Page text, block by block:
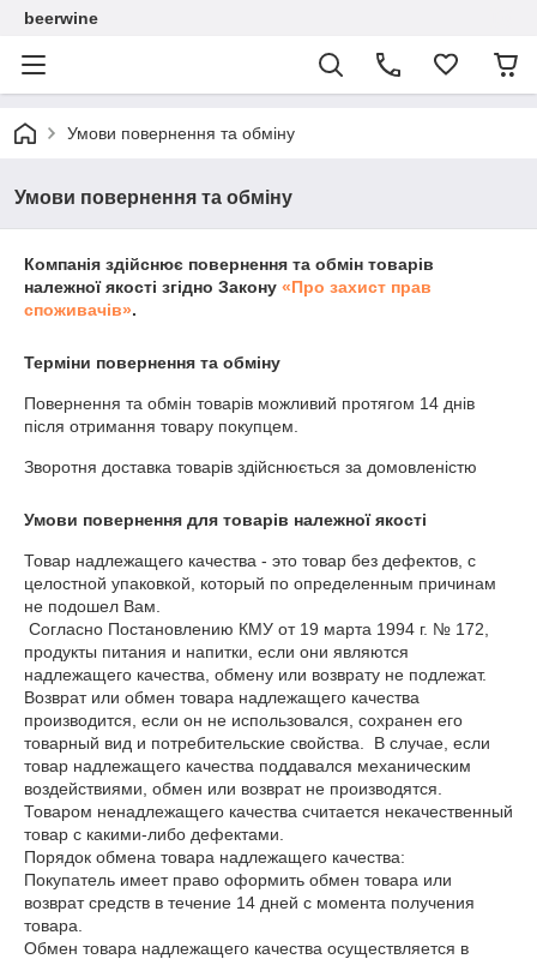
beerwine
Умови повернення та обміну
Умови повернення та обміну
Компанія здійснює повернення та обмін товарів
належної якості згідно Закону «Про захист прав
споживачів».
Терміни повернення та обміну
Повернення та обмін товарів можливий протягом 14 днів
після отримання товару покупцем.
Зворотня доставка товарів здійснюється за домовленістю
Умови повернення для товарів належної якості
Товар надлежащего качества - это товар без дефектов, с
целостной упаковкой, который по определенным причинам
не подошел Вам.
продукты питания и напитки, если они являются
надлежащего качества, обмену или возврату не подлежат.
Возврат или обмен товара надлежащего качества
производится, если он не использовался, сохранен его
товарный вид и потребительские свойства.  В случае, если
товар надлежащего качества поддавался механическим
воздействиями, обмен или возврат не производятся.
Товаром ненадлежащего качества считается некачественный
товар с какими-либо дефектами.
Порядок обмена товара надлежащего качества:
Покупатель имеет право оформить обмен товара или
возврат средств в течение 14 дней с момента получения
товара.
Обмен товара надлежащего качества осуществляется в